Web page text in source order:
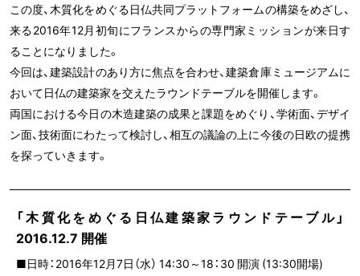
この度、木質化をめぐる日仏共同プラットフォームの構築をめざし、
来る2016年12月初旬にフランスからの専門家ミッションが来日す
ることになりました。
今回は、建築設計のあり方に焦点を合わせ、建築倉庫ミュージアムに
おいて日仏の建築家を交えたラウンドテーブルを開催します。
両国における今日の木造建築の成果と課題をめぐり、学術面、デザイ
ン面、技術面にわたって検討し、相互の議論の上に今後の日欧の提携
を探っていきます。
「木質化をめぐる日仏建築家ラウンドテーブル」
2016.12.7 開催
■日時：2016年12月7日（水） 14:30～18：30 開演 (13:30開場)